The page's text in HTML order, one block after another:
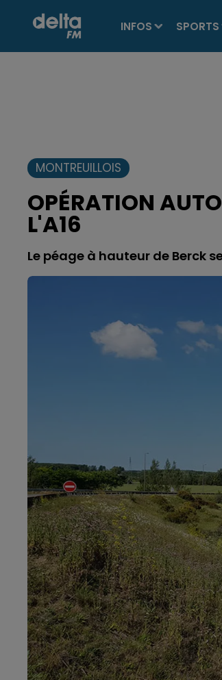
INFOS SPORTS
MONTREUILLOIS
OPÉRATION
L'A16
Le péage à hauteur de Berck